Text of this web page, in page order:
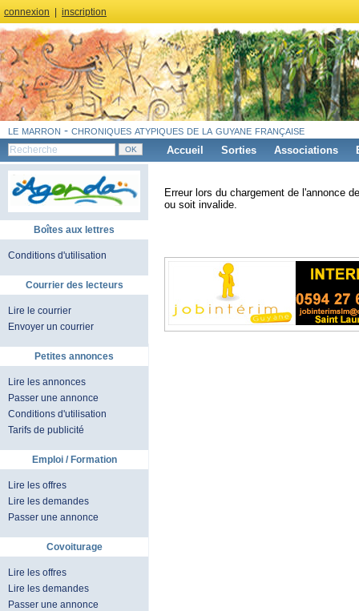
connexion inscription
le marron - chroniques atypiques de la guyane française
Accueil Sorties Associations
Boîtes aux lettres
Conditions d'utilisation
Courrier des lecteurs
Lire le courrier
Envoyer un courrier
Petites annonces
Lire les annonces
Passer une annonce
Conditions d'utilisation
Tarifs de publicité
Emploi / Formation
Lire les offres
Lire les demandes
Passer une annonce
Covoiturage
Lire les offres
Lire les demandes
Passer une annonce
Erreur lors du chargement de l'annonce
ou soit invalide.